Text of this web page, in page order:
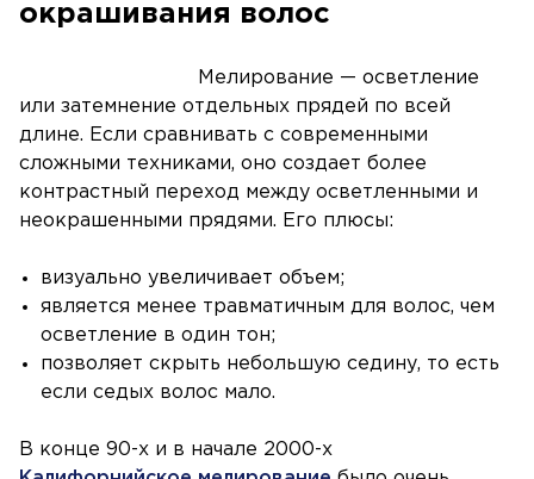
окрашивания волос
Мелирование — осветление
или затемнение отдельных прядей по всей
длине. Если сравнивать с современными
сложными техниками, оно создает более
контрастный переход между осветленными и
неокрашенными прядями. Его плюсы:
визуально увеличивает объем;
является менее травматичным для волос, чем
осветление в один тон;
позволяет скрыть небольшую седину, то есть
если седых волос мало.
В конце 90-х и в начале 2000-х